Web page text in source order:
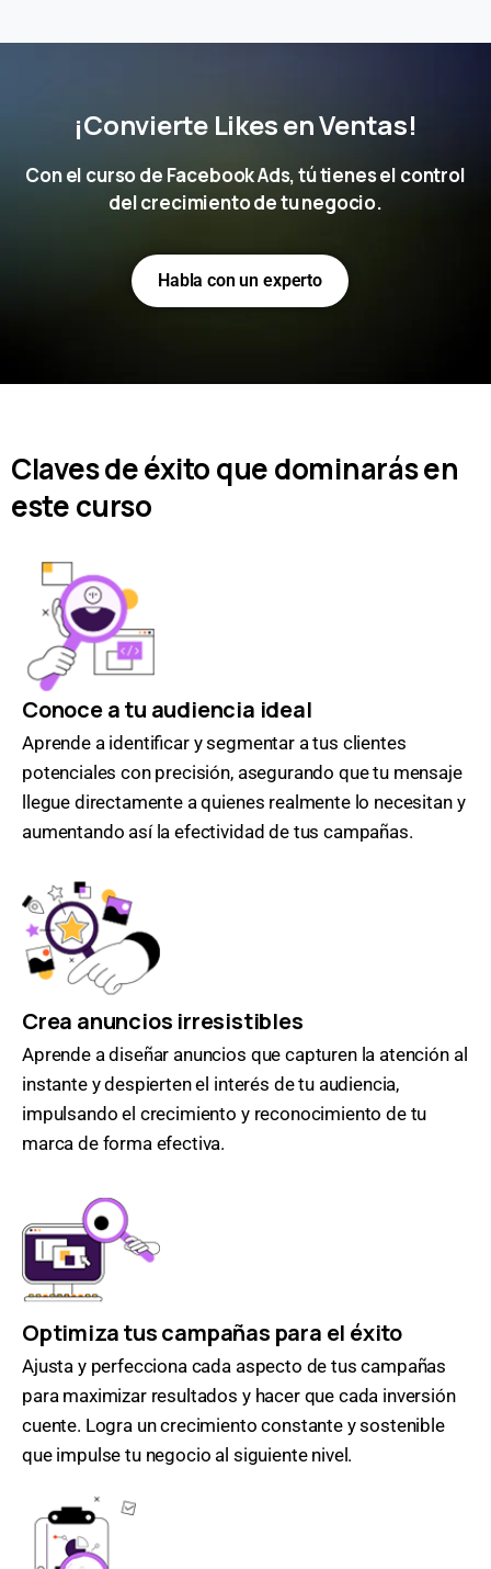
¡Convierte Likes en Ventas!
Con el curso de Facebook Ads, tú tienes el control
del crecimiento de tu negocio.
Habla con un experto
Claves de éxito que dominarás en
este curso
Conoce a tu audiencia ideal
Aprende a identificar y segmentar a tus clientes
potenciales con precisión, asegurando que tu mensaje
llegue directamente a quienes realmente lo necesitan y
aumentando así la efectividad de tus campañas.
Crea anuncios irresistibles
Aprende a diseñar anuncios que capturen la atención al
instante y despierten el interés de tu audiencia,
impulsando el crecimiento y reconocimiento de tu
marca de forma efectiva.
Optimiza tus campañas para el éxito
Ajusta y perfecciona cada aspecto de tus campañas
para maximizar resultados y hacer que cada inversión
cuente. Logra un crecimiento constante y sostenible
que impulse tu negocio al siguiente nivel.